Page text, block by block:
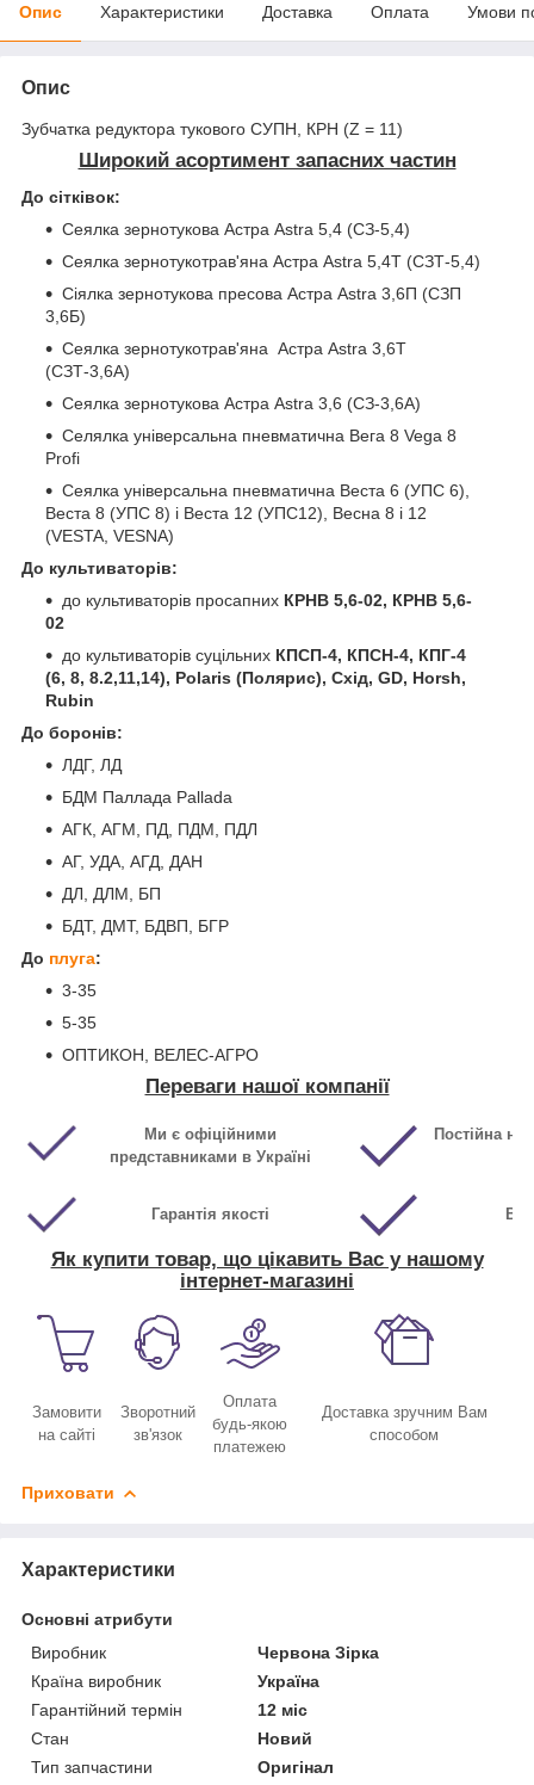
Опис Характеристики Доставка Оплата Умови
Опис
Зубчатка редуктора тукового СУПН, КРН (Z = 11)
Широкий асортимент запасних частин
До сітківок:
Сеялка зернотукова Астра Astra 5,4 (СЗ-5,4)
Сеялка зернотукотрав'яна Астра Astra 5,4Т (СЗТ-5,4)
Сіялка зернотукова пресова Астра Astra 3,6П (СЗП
3,6Б)
Сеялка зернотукотрав'яна Астра Astra 3,6Т
(СЗТ-3,6А)
Сеялка зернотукова Астра Astra 3,6 (СЗ-3,6А)
Селялка універсальна пневматична Вега 8 Vega 8
Profi
Сеялка універсальна пневматична Веста 6 (УПС 6),
Веста 8 (УПС 8) і Веста 12 (УПС12), Весна 8 і 12
(VESTA, VESNA)
До культиваторів:
до культиваторів просапних КРНВ 5,6-02, КРНВ 5,6-
02
до культиваторів суцільних КПСП-4, КПСН-4, КПГ-4
(6, 8, 8.2,11,14), Polaris (Полярис), Схід, GD, Horsh,
Rubin
До боронів:
ЛДГ, ЛД
БДМ Паллада Pallada
АГК, АГМ, ПД, ПДМ, ПДЛ
АГ, УДА, АГД, ДАН
ДЛ, ДЛМ, БП
БДТ, ДМТ, БДВП, БГР
До плуга:
3-35
5-35
ОПТИКОН, ВЕЛЕС-АГРО
Переваги нашої компанії
Ми є офіційними
представниками в Україні
Постійна
Гарантія якості
Як купити товар, що цікавить Вас у нашому
інтернет-магазині
Замовити
на сайті
Зворотний
зв'язок
Оплата
будь-якою
платежею
Доставка зручним Вам
способом
Приховати
Характеристики
Основні атрибути
Виробник
Червона Зірка
Країна виробник
Україна
Гарантійний термін
12 міс
Стан
Новий
Тип запчастини
Оригінал